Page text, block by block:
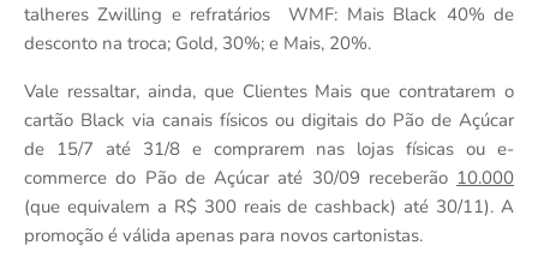
talheres Zwilling e refratários
WMF: Mais Black 40% de
desconto na troca; Gold, 30%; e Mais, 20%.
Vale ressaltar, ainda, que Clientes Mais que contratarem o
cartão Black via canais físicos ou digitais do Pão de Açúcar
de 15/7 até 31/8 e comprarem nas lojas físicas ou e-
commerce do Pão de Açúcar até 30/09 receberão 10.000
(que equivalem a R$ 300 reais de cashback) até 30/11). A
promoção é válida apenas para novos cartonistas.